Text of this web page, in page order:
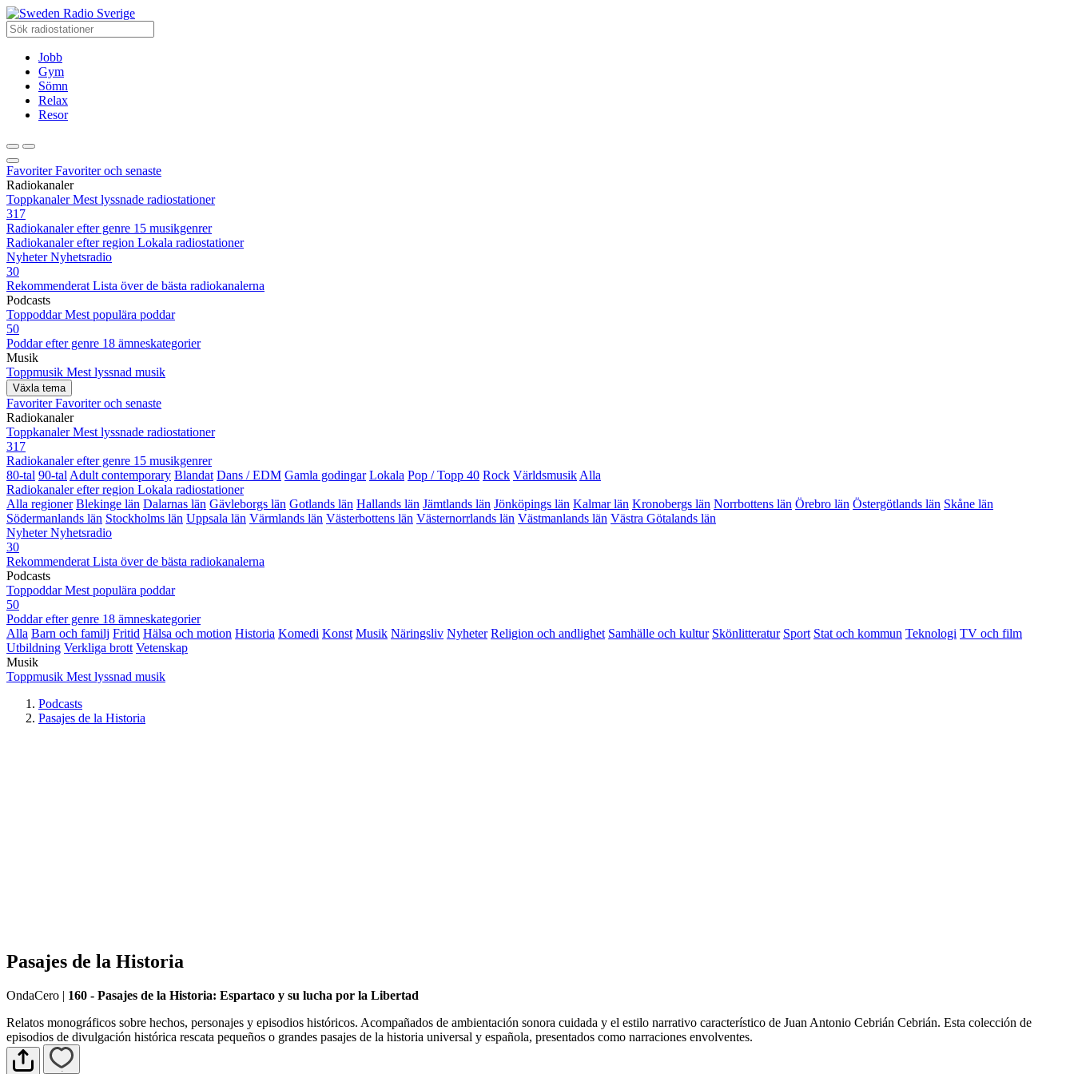
Radio Sverige
Jobb
Gym
Sömn
Relax
Resor
Favoriter Favoriter och senaste
Radiokanaler
Toppkanaler Mest lyssnade radiostationer
317
Radiokanaler efter genre 15 musikgenrer
Radiokanaler efter region Lokala radiostationer
Nyheter Nyhetsradio
30
Rekommenderat Lista över de bästa radiokanalerna
Podcasts
Toppoddar Mest populära poddar
50
Poddar efter genre 18 ämneskategorier
Musik
Toppmusik Mest lyssnad musik
Växla tema
Favoriter Favoriter och senaste
Radiokanaler
Toppkanaler Mest lyssnade radiostationer
317
Radiokanaler efter genre 15 musikgenrer
80-tal 90-tal Adult contemporary Blandat Dans / EDM Gamla godingar Lokala Pop / Topp 40 Rock Världsmusik Alla
Radiokanaler efter region Lokala radiostationer
Alla regioner Blekinge län Dalarnas län Gävleborgs län Gotlands län Hallands län Jämtlands län Jönköpings län Kalmar län Kronobergs län Norrbottens län Örebro län Östergötlands län Skåne län
Södermanlands län Stockholms län Uppsala län Värmlands län Västerbottens län Västernorrlands län Västmanlands län Västra Götalands län
Nyheter Nyhetsradio
30
Rekommenderat Lista över de bästa radiokanalerna
Podcasts
Toppoddar Mest populära poddar
50
Poddar efter genre 18 ämneskategorier
Alla Barn och familj Fritid Hälsa och motion Historia Komedi Konst Musik Näringsliv Nyheter Religion och andlighet Samhälle och kultur Skönlitteratur Sport Stat och kommun Teknologi TV och film
Utbildning Verkliga brott Vetenskap
Musik
Toppmusik Mest lyssnad musik
Podcasts
Pasajes de la Historia
Pasajes de la Historia
OndaCero | 160 - Pasajes de la Historia: Espartaco y su lucha por la Libertad
Relatos monográficos sobre hechos, personajes y episodios históricos. Acompañados de ambientación sonora cuidada y el estilo narrativo característico de Juan Antonio Cebrián Cebrián. Esta colección de
episodios de divulgación histórica rescata pequeños o grandes pasajes de la historia universal y española, presentados como narraciones envolventes.